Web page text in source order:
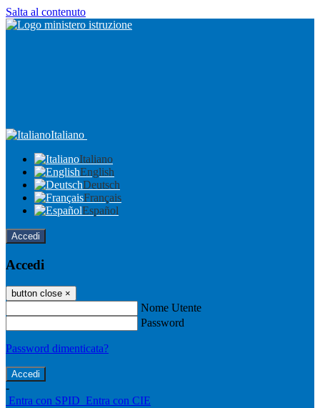
Salta al contenuto
Italiano
Italiano
English
Deutsch
Français
Español
Accedi
Accedi
button close ×
Nome Utente
Password
Password dimenticata?
-
Entra con SPID Entra con CIE